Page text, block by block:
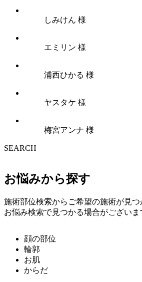
しみけん 様
エミリン 様
浦西ひかる 様
ヤスタケ 様
梅宮アンナ 様
SEARCH
お悩みから探す
施術部位検索からご希望の施術が見
お悩み検索で見つかる場合がございま
顔の部位
輪郭
お肌
からだ